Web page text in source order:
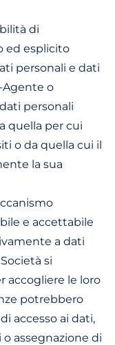
di
ed esplicito
personali e dati
Agente o
personali
quella per cui
o da quella cui il
la sua
e accettabile
a dati
si
accogliere le loro
potrebbero
accesso ai dati,
assegnazione di